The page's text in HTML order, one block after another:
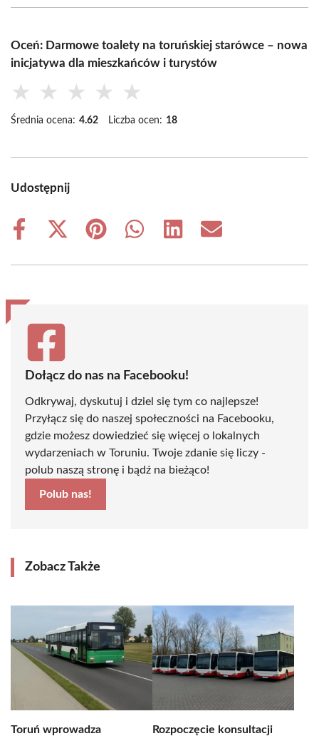
Oceń: Darmowe toalety na toruńskiej starówce – nowa
inicjatywa dla mieszkańców i turystów
★ ★ ★ ★ ★
Średnia ocena: 4.62 Liczba ocen: 18
Udostępnij
Share
Share
(Twitter)
Share
Share
Share
Share
Dołącz do nas na Facebooku!
Odkrywaj, dyskutuj i dziel się tym co najlepsze!
Przyłącz się do naszej społeczności na Facebooku,
gdzie możesz dowiedzieć się więcej o lokalnych
wydarzeniach w Toruniu. Twoje zdanie się liczy -
polub naszą stronę i bądź na bieżąco!
Polub nas!
Zobacz Także
Toruń wprowadza Rozpoczęcie konsultacji